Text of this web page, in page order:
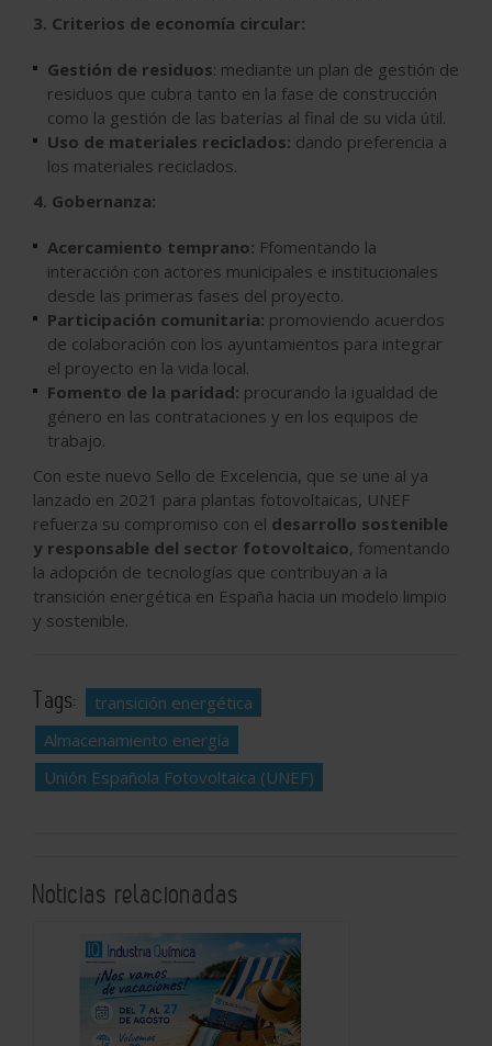
3. Criterios de economía circular:
Gestión de residuos: mediante un plan de gestión de
residuos que cubra tanto en la fase de construcción
como la gestión de las baterías al final de su vida útil.
Uso de materiales reciclados: dando preferencia a
los materiales reciclados.
4. Gobernanza:
Acercamiento temprano: Ffomentando la
interacción con actores municipales e institucionales
desde las primeras fases del proyecto.
Participación comunitaria: promoviendo acuerdos
de colaboración con los ayuntamientos para integrar
el proyecto en la vida local.
Fomento de la paridad: procurando la igualdad de
género en las contrataciones y en los equipos de
trabajo.
Con este nuevo Sello de Excelencia, que se une al ya
lanzado en 2021 para plantas fotovoltaicas, UNEF
refuerza su compromiso con el desarrollo sostenible
y responsable del sector fotovoltaico, fomentando
la adopción de tecnologías que contribuyan a la
transición energética en España hacia un modelo limpio
y sostenible.
Tags:
transición energética
Almacenamiento energía
Unión Española Fotovoltaica (UNEF)
Noticias relacionadas